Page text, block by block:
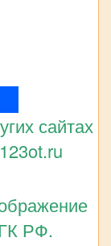
сайтах
РФ.